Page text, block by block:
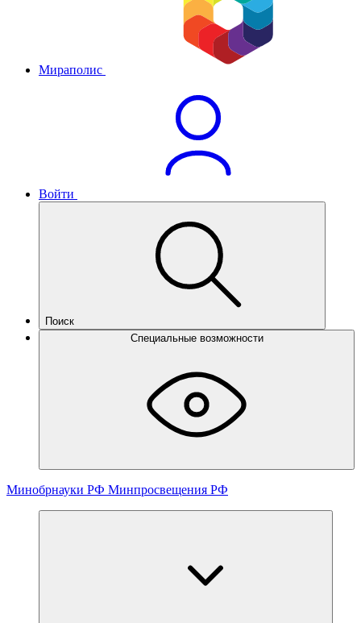
Мираполис
Войти
Поиск
Специальные возможности
Минобрнауки РФ Минпросвещения РФ